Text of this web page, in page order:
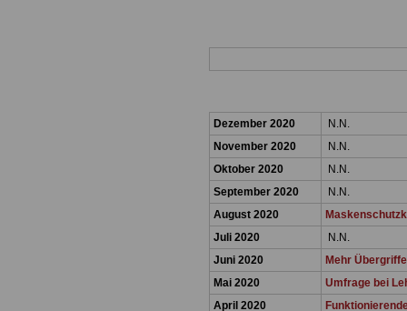
Dezember 2020
N.N.
November 2020
N.N.
Oktober 2020
N.N.
September 2020
N.N.
August 2020
Juli 2020
N.N.
Juni 2020
Mehr
Mai 2020
Umfrage bei
April 2020